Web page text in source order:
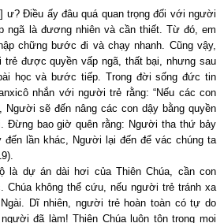
ư? Điều ấy đâu quá quan trọng đối với người
ngã là đương nhiên và cần thiết. Từ đó, em
chững bước đi và chạy nhanh. Cũng vậy,
trẻ được quyền vấp ngã, thất bại, nhưng sau
học và bước tiếp. Trong đời sống đức tin
nhắn với người trẻ rằng: “Nếu các con
sẽ đến nâng các con dậy bằng quyền
Đừng bao giờ quên rằng: Người tha thứ bảy
lần khác, Người lại đến để vác chúng ta
là dự án dài hơi của Thiên Chúa, cần con
Chúa không thể cứu, nếu người trẻ tránh xa
Dĩ nhiên, người trẻ hoàn toàn có tự do
đã làm! Thiên Chúa luôn tôn trọng mọi